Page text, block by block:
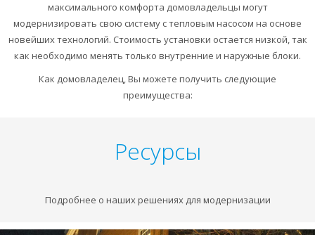
максимального комфорта домовладельцы могут
модернизировать свою систему с тепловым насосом на основе
новейших технологий. Стоимость установки остается низкой, так
как необходимо менять только внутренние и наружные блоки.
Как домовладелец, Вы можете получить следующие
преимущества:
Ресурсы
Подробнее о наших решениях для модернизации